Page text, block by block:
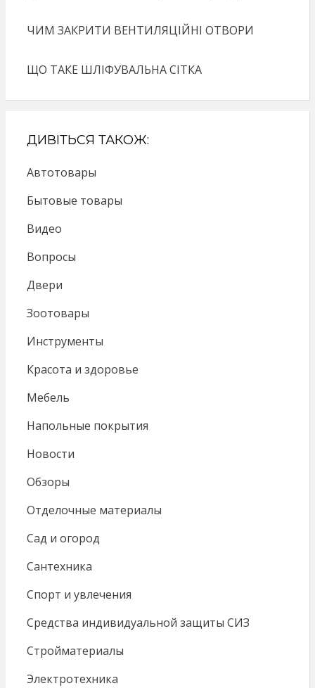
ЧИМ ЗАКРИТИ ВЕНТИЛЯЦІЙНІ ОТВОРИ
ЩО ТАКЕ ШЛІФУВАЛЬНА СІТКА
ДИВІТЬСЯ ТАКОЖ:
Автотовары
Бытовые товары
Видео
Вопросы
Двери
Зоотовары
Инструменты
Красота и здоровье
Мебель
Напольные покрытия
Новости
Обзоры
Отделочные материалы
Сад и огород
Сантехника
Спорт и увлечения
Средства индивидуальной защиты СИЗ
Стройматериалы
Электротехника